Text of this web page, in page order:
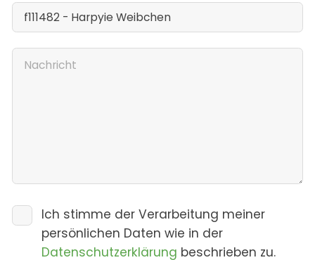
Ich stimme der Verarbeitung meiner
persönlichen Daten wie in der
Datenschutzerklärung beschrieben zu.